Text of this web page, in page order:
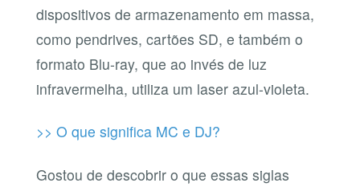
dispositivos de armazenamento em massa,
como pendrives, cartões SD, e também o
formato Blu-ray, que ao invés de luz
infravermelha, utiliza um laser azul-violeta.
>> O que significa MC e DJ?
Gostou de descobrir o que essas siglas